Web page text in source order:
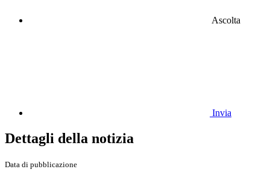
Ascolta
Invia
Dettagli della notizia
Data di pubblicazione